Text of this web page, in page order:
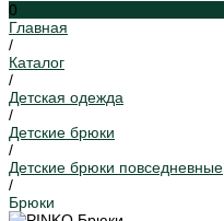
0
Главная
/
Каталог
/
Детская одежда
/
Детские брюки
/
Детские брюки повседневные
/
Брюки